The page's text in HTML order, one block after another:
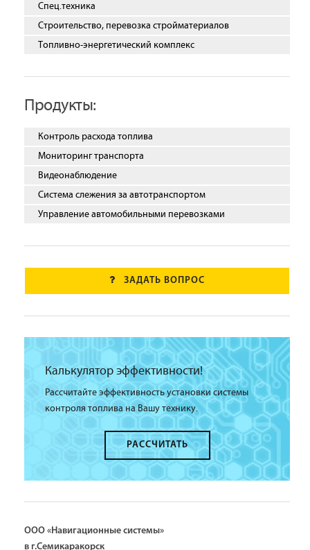
Спец.техника
Строительство, перевозка стройматериалов
Топливно-энергетический комплекс
Продукты:
Контроль расхода топлива
Мониторинг транспорта
Видеонаблюдение
Система слежения за автотранспортом
Управление автомобильными перевозками
ЗАДАТЬ ВОПРОС
Калькулятор эффективности!
Рассчитайте эффективность установки системы
контроля топлива на Вашу технику.
РАССЧИТАТЬ
ООО «Навигационные системы»
в г.Семикаракорск